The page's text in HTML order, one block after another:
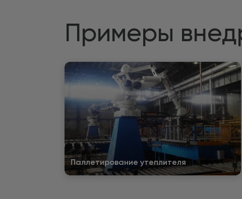
Примеры
Паллетирование утеплителя